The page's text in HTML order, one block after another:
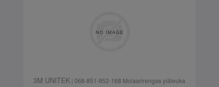
3M UNITEK| 068-851-952-168 Molaarirengas yläleuka